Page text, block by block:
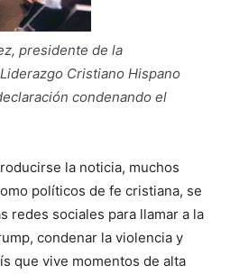
presidente de la
Cristiano Hispano
condenando el
la noticia, muchos
políticos de fe cristiana, se
redes sociales para llamar a la
condenar la violencia y
que vive momentos de alta